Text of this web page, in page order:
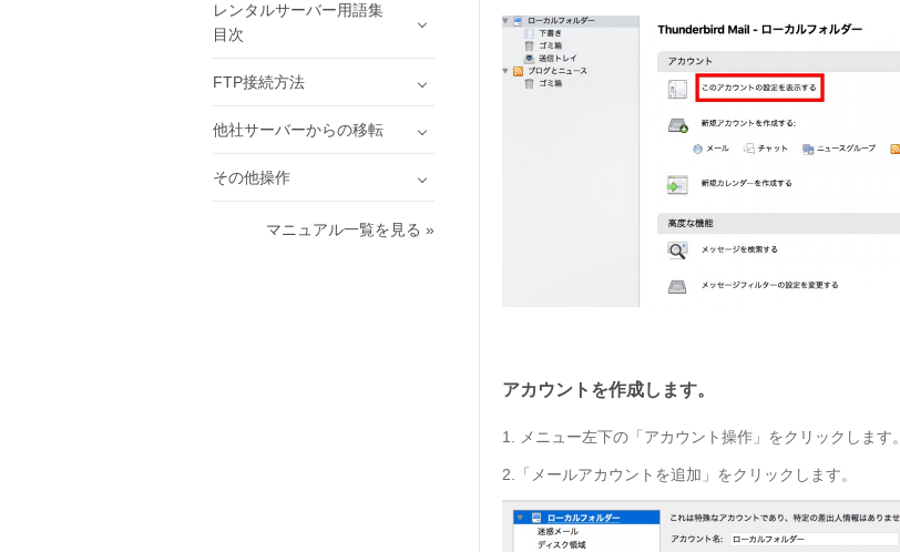
アカウントを作成します。
1. メニュー左下の「アカウント操作」をクリックします。
2.「メールアカウントを追加」をクリックします。
レンタルサーバー用語集
目次
FTP接続方法
他社サーバーからの移転
その他操作
マニュアル一覧を見る »